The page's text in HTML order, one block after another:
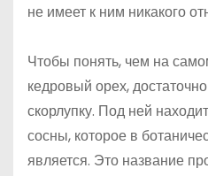
не имеет к ним никакого
Чтобы понять, чем на
кедровый орех,
скорлупку. Под ней
сосны, которое в
является. Это название